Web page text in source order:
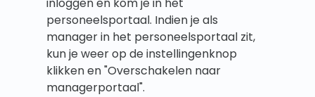
inloggen en kom je in het
personeelsportaal. Indien je als
manager in het personeelsportaal zit,
kun je weer op de instellingenknop
klikken en "Overschakelen naar
managerportaal".